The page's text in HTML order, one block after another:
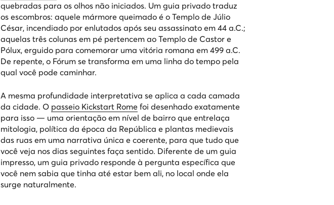
quebradas para os olhos não iniciados. Um guia privado traduz
os escombros: aquele mármore queimado é o Templo de Júlio
César, incendiado por enlutados após seu assassinato em 44 a.C.;
aquelas três colunas em pé pertencem ao Templo de Castor e
Pólux, erguido para comemorar uma vitória romana em 499 a.C.
De repente, o Fórum se transforma em uma linha do tempo pela
qual você pode caminhar.
A mesma profundidade interpretativa se aplica a cada camada
da cidade. O passeio Kickstart Rome foi desenhado exatamente
para isso — uma orientação em nível de bairro que entrelaça
mitologia, política da época da República e plantas medievais
das ruas em uma narrativa única e coerente, para que tudo que
você veja nos dias seguintes faça sentido. Diferente de um guia
impresso, um guia privado responde à pergunta específica que
você nem sabia que tinha até estar bem ali, no local onde ela
surge naturalmente.